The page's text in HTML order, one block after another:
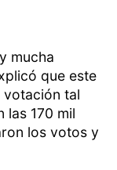
mucha
que este
votación tal
las 170 mil
los votos y